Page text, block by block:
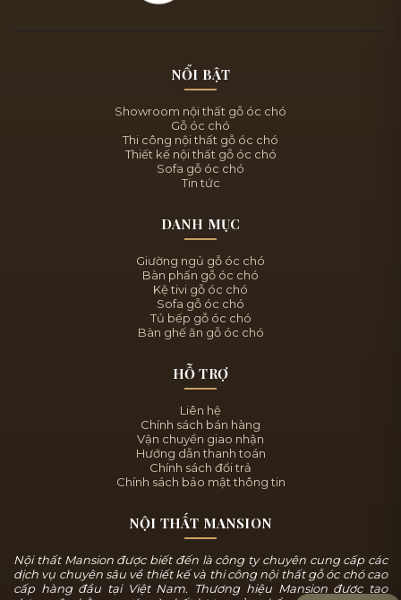
NỔI BẬT
Showroom nội thất gỗ óc chó
Gỗ óc chó
Thi công nội thất gỗ óc chó
Thiết kế nội thất gỗ óc chó
Sofa gỗ óc chó
Tin tức
DANH MỤC
Giường ngủ gỗ óc chó
Bàn phấn gỗ óc chó
Kệ tivi gỗ óc chó
Sofa gỗ óc chó
Tủ bếp gỗ óc chó
Bàn ghế ăn gỗ óc chó
HỖ TRỢ
Liên hệ
Chính sách bán hàng
Vận chuyển giao nhận
Hướng dẫn thanh toán
Chính sách đổi trả
Chính sách bảo mật thông tin
NỘI THẤT MANSION
Nội thất Mansion được biết đến là công ty chuyên cung cấp các
dịch vụ chuyên sâu về thiết kế và thi công nội thất gỗ óc chó cao
cấp hàng đầu tại Việt Nam. Thương hiệu Mansion được tạo